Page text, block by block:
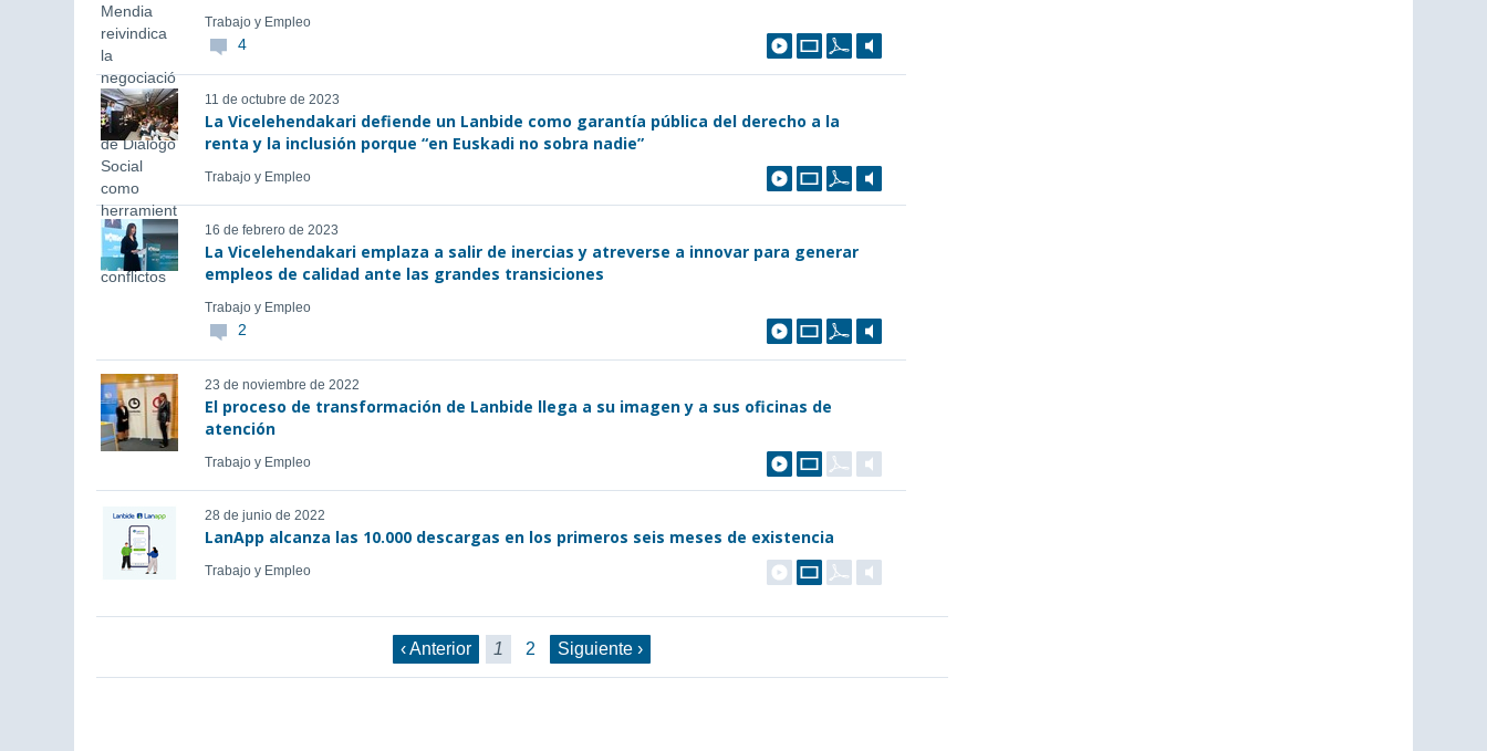
Trabajo y Empleo
4
11 de octubre de 2023
La Vicelehendakari defiende un Lanbide como garantía pública del derecho a la
renta y la inclusión porque “en Euskadi no sobra nadie”
Trabajo y Empleo
16 de febrero de 2023
La Vicelehendakari emplaza a salir de inercias y atreverse a innovar para generar
empleos de calidad ante las grandes transiciones
Trabajo y Empleo
2
23 de noviembre de 2022
El proceso de transformación de Lanbide llega a su imagen y a sus oficinas de
atención
Trabajo y Empleo
28 de junio de 2022
LanApp alcanza las 10.000 descargas en los primeros seis meses de existencia
Trabajo y Empleo
‹ Anterior 1 2 Siguiente ›